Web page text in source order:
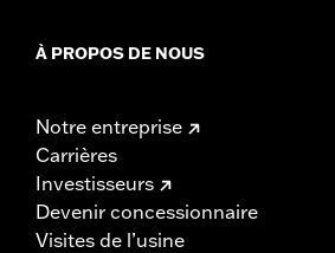
À PROPOS DE NOUS
Notre entreprise
Carrières
Investisseurs
Devenir concessionnaire
Visites de l’usine